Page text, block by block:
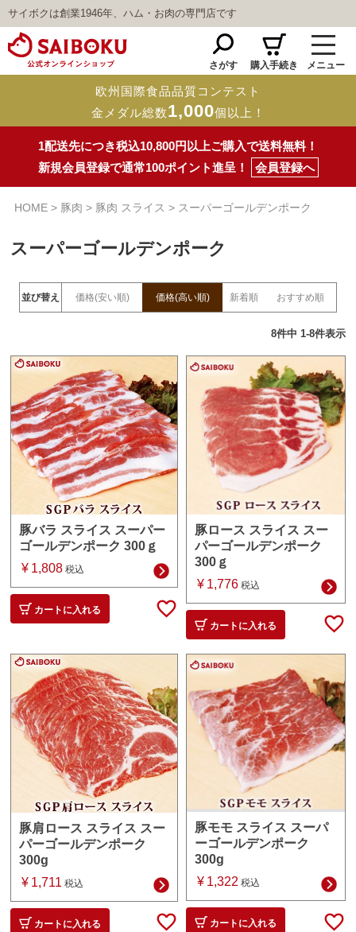
サイボクは創業1946年、ハム・お肉の専門店です
さがす 購入手続き メニュー
欧州国際食品品質コンテスト
金メダル総数1,000個以上！
1配送先につき税込10,800円以上ご購入で送料無料！
新規会員登録で通常100ポイント進呈！
会員登録へ
HOME 豚肉 豚肉 スライス スーパーゴールデンポーク
スーパーゴールデンポーク
並び替え 価格(安い順) 価格(高い順) 新着順 おすすめ順
8件中 1-8件表示
豚バラ スライス スーパー
ゴールデンポーク 300ｇ
¥ 1,808 税込
カートに入れる
豚ロース スライス スー
パーゴールデンポーク
300ｇ
¥ 1,776 税込
カートに入れる
豚肩ロース スライス スー
パーゴールデンポーク
300g
¥ 1,711 税込
カートに入れる
豚モモ スライス スーパ
ーゴールデンポーク
300g
¥ 1,322 税込
カートに入れる